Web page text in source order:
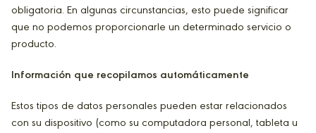
obligatoria. En algunas circunstancias, esto puede significar
que no podemos proporcionarle un determinado servicio o
producto.
Información que recopilamos automáticamente
Estos tipos de datos personales pueden estar relacionados
con su dispositivo (como su computadora personal, tableta u